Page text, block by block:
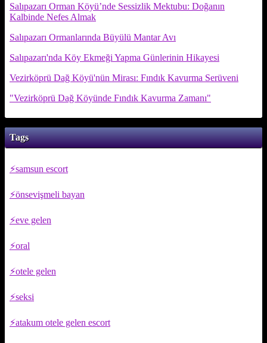
Salıpazarı Orman Köyü’nde Sessizlik Mektubu: Doğanın
Kalbinde Nefes Almak
Salıpazarı Ormanlarında Büyülü Mantar Avı
Salıpazarı'nda Köy Ekmeği Yapma Günlerinin Hikayesi
Vezirköprü Dağ Köyü'nün Mirası: Fındık Kavurma Serüveni
"Vezirköprü Dağ Köyünde Fındık Kavurma Zamanı"
Tags
samsun escort
önsevişmeli bayan
eve gelen
oral
otele gelen
seksi
atakum otele gelen escort